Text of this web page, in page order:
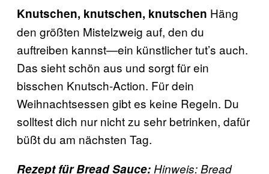
Knutschen, knutschen, knutschen Häng
den größten Mistelzweig auf, den du
auftreiben kannst—ein künstlicher tut’s auch.
Das sieht schön aus und sorgt für ein
bisschen Knutsch-Action. Für dein
Weihnachtsessen gibt es keine Regeln. Du
solltest dich nur nicht zu sehr betrinken, dafür
büßt du am nächsten Tag.
Rezept fürBread Sauce: Hinweis: Bread